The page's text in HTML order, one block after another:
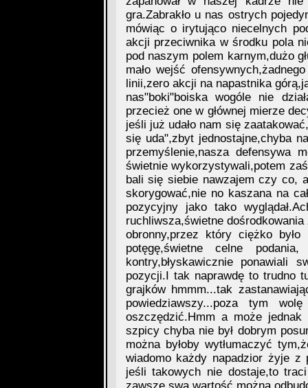
gra.Zabrakło u nas ostrych
mówiąc o irytująco niecelnych
akcji przeciwnika w środku pola
pod naszym polem karnym,dużo
mało wejść
linii,zero akcji na napastnika
nas"boki"boiska wogóle nie
przecież one w głównej mierze
jeśli już udało nam się
się uda",zbyt jednostajne,chyba
przemyślenie,nasza defensywa
świetnie wykorzystywali,potem
bali się siebie nawzajem czy co,
skorygować,nie no kaszana na
pozycyjny jako tako
ruchliwsza,świetne dośrodkowania
obronny,przez który ciężko
potęgę,świetne celne
kontry,błyskawicznie ponawiali
pozycji.I tak naprawdę to trudno
grajków hmmm...tak
powiedziawszy...poza tym
oszczędzić.Hmm a może
szpicy chyba nie był dobrym
można byłoby wytłumaczyć
wiadomo każdy napadzior żyje z
jeśli takowych nie dostaje,to